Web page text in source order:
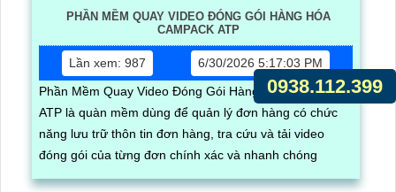
PHẦN MỀM QUAY VIDEO ĐÓNG GÓI HÀNG HÓA
CAMPACK ATP
Lần xem: 987
6/30/2026 5:17:03 PM
Phần Mềm Quay Video Đóng Gói Hàng Hóa CamPack
ATP là quàn mềm dùng để quản lý đơn hàng có chức
năng lưu trữ thôn tin đơn hàng, tra cứu và tải video
đóng gói của từng đơn chính xác và nhanh chóng
0938.112.399